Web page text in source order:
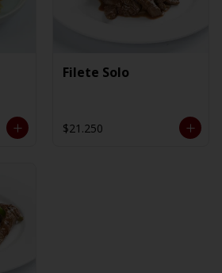
Filete Solo
$21.250